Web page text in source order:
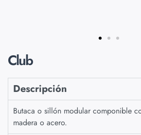
Club
Descripción
Butaca o sillón modular componible
madera o acero.